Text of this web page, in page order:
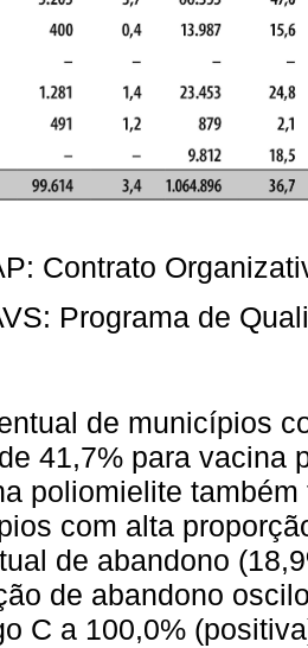
Contrato
Programa de
de municípios
41,7% para vacina
poliomielite
com alta
de abandono
de abandono
C a 100,0%